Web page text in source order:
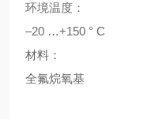
环境温度：
–20 …+150 ° C
材料：
全氟烷氧基